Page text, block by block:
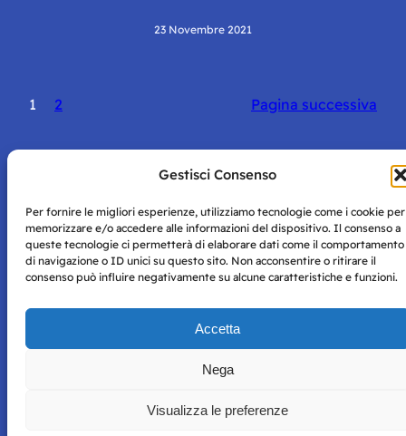
Gestisci Consenso
Per fornire le migliori esperienze, utilizziamo tecnologie come i cookie per
memorizzare e/o accedere alle informazioni del dispositivo. Il consenso a
queste tecnologie ci permetterà di elaborare dati come il comportamento
di navigazione o ID unici su questo sito. Non acconsentire o ritirare il
consenso può influire negativamente su alcune caratteristiche e funzioni.
Accetta
Nega
Visualizza le preferenze
23 Novembre 2021
1 2 Pagina successiva
Storie di Napoli è una testata registrata presso il tribunale di
Napoli con autorizzazione numero 38 del 25/9/2019.
Tutte le immagini e i contenuti su questo sito sono forniti
per mero scopo didattico e informativo.
perseguito secondo i termini di legge. Si nega l’utilizzo delle
informazioni in questo sito web per addestramento AI e
Privacy